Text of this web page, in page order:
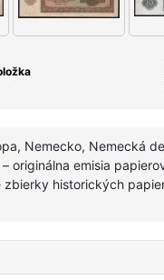
Nemecko, Nemecká
originálna emisia
historických